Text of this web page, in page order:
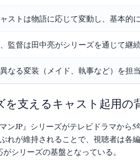
ストは物語に応じて変動し、基本的
監督は田中亮がシリーズを通じて継
なる変装（メイド、執事など）を担
を支えるキャスト起用の
マンJP』シリーズがテレビドラマか
れが維持されることで、視聴者は各
シリーズの基盤となっている。